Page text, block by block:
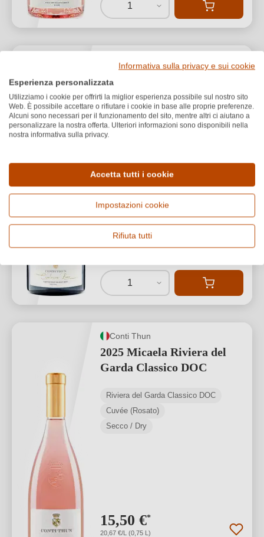
1
2023 Contessa Lene
DOC
Alto Adige DOC
Secco / Dry
26,50 €*
1
Conti Thun
2025 Micaela Riviera del
Garda Classico DOC
Riviera del Garda Classico DOC
Cuvée (Rosato)
Secco / Dry
15,50 €*
20,67 €/L (0,75 L)
Informativa sulla privacy e sui cookie
Esperienza personalizzata
Utilizziamo i cookie per offrirti la miglior esperienza possibile sul nostro sito
Web. È possibile accettare o rifiutare i cookie in base alle proprie preferenze.
Alcuni sono necessari per il funzionamento del sito, mentre altri ci aiutano a
personalizzare la nostra offerta. Ulteriori informazioni sono disponibili nella
nostra informativa sulla privacy.
Accetta tutti i cookie
Impostazioni cookie
Rifiuta tutti